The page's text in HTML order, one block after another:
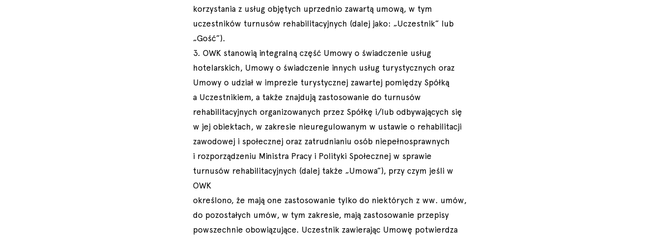
korzystania z usług objętych uprzednio zawartą umową, w tym
uczestników turnusów rehabilitacyjnych (dalej jako: „Uczestnik” lub
„Gość”).
3. OWK stanowią integralną część Umowy o świadczenie usług
hotelarskich, Umowy o świadczenie innych usług turystycznych oraz
Umowy o udział w imprezie turystycznej zawartej pomiędzy Spółką
a Uczestnikiem, a także znajdują zastosowanie do turnusów
rehabilitacyjnych organizowanych przez Spółkę i/lub odbywających się
w jej obiektach, w zakresie nieuregulowanym w ustawie o rehabilitacji
zawodowej i społecznej oraz zatrudnianiu osób niepełnosprawnych
i rozporządzeniu Ministra Pracy i Polityki Społecznej w sprawie
turnusów rehabilitacyjnych (dalej także „Umowa”), przy czym jeśli w
OWK
określono, że mają one zastosowanie tylko do niektórych z ww. umów,
do pozostałych umów, w tym zakresie, mają zastosowanie przepisy
powszechnie obowiązujące. Uczestnik zawierając Umowę potwierdza